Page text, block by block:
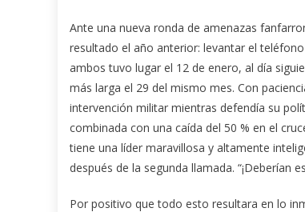
Ante una nueva ronda de amenazas
resultado el año anterior: levantar el
ambos tuvo lugar el 12 de enero, al día
más larga el 29 del mismo mes. Con
intervención militar mientras defendía su
combinada con una caída del 50 % en el
tiene una líder maravillosa y altamente
después de la segunda llamada. “¡Deberían
Por positivo que todo esto resultara en lo